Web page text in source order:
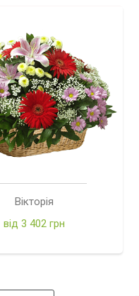
Вікторія
від 3 402 грн